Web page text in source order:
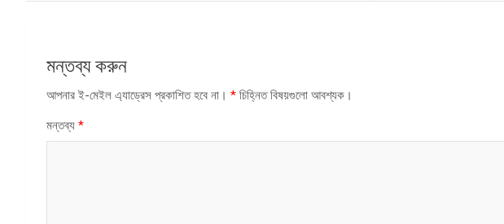
মন্তব্য করুন
আপনার ই-মেইল এ্যাড্রেস প্রকাশিত হবে না। * চিহ্নিত বিষয়গুলো আবশ্যক।
মন্তব্য *